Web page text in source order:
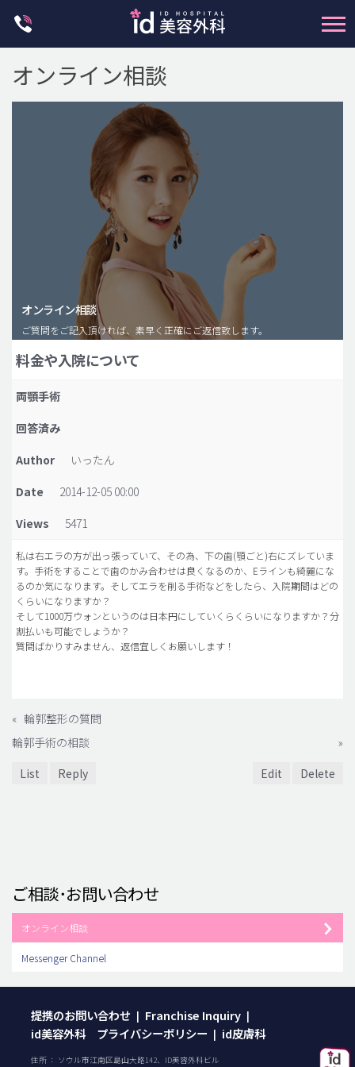
脂肪注入(アンチエイジング)
豊胸手術・バストアップ
プチ整形
idリアルストーリー
idニュース
病院紹介
安全整形
ご相談のお問い合わせ
オンライン相談
オンライン相談
ご質問をご記入頂ければ、素早く正確にご返信致します。
料金や入院について
両顎手術
回答済み
Author
いったん
Date
2014-12-05 00:00
Views
5471
私は右エラの方が出っ張っていて、その為、下の歯(顎ごと)右にズレていま
す。手術をすることで歯のかみ合わせは良くなるのか、Eラインも綺麗にな
るのか気になります。そしてエラを削る手術などをしたら、入院期間はどの
くらいになりますか？
そして1000万ウォンというのは日本円にしていくらくらいになりますか？分
割払いも可能でしょうか？
質問ばかりすみません、返信宜しくお願いします！
« 輪郭整形の質問
輪郭手術の相談
»
List
Reply Edit Delete
ご相談･お問い合わせ
オンライン相談
Messenger Channel
提携のお問い合わせ | Franchise Inquiry |
id美容外科 プライバシーポリシー | id皮膚科
住所 ： ソウル市江南区島山大路142、ID美容外科ビル